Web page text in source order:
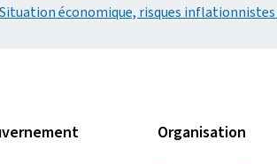
Situation économique, risques
Organisation